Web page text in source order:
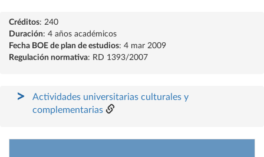
Créditos: 240
Duración: 4 años académicos
Fecha BOE de plan de estudios: 4 mar 2009
Regulación normativa: RD 1393/2007
Actividades universitarias culturales y
complementarias